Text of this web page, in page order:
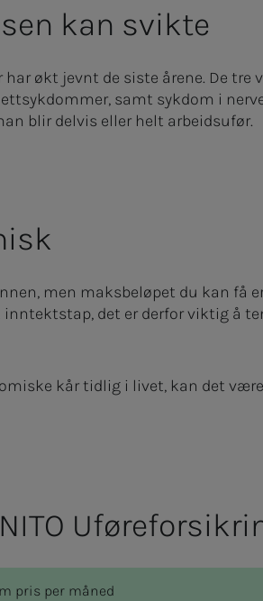
kan svikte
økt jevnt de siste årene. De
samt sykdom i
blir delvis eller helt arbeidsufør.
men maksbeløpet du kan få er
det er derfor viktig å
kår tidlig i livet, kan det
pris per måned